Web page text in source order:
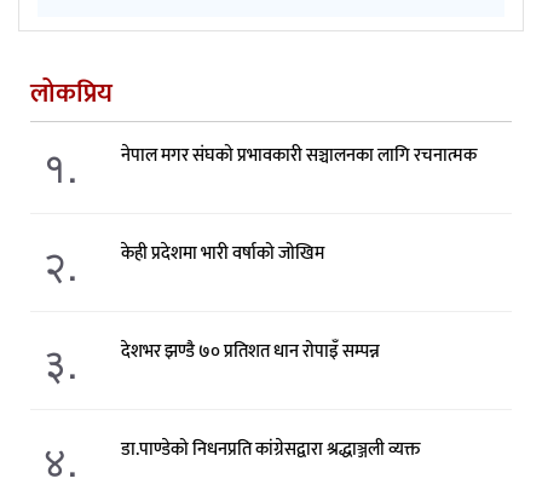
लोकप्रिय
१. नेपाल मगर संघको प्रभावकारी सञ्चालनका लागि रचनात्मक
२. केही प्रदेशमा भारी वर्षाको जोखिम
३. देशभर झण्डै ७० प्रतिशत धान रोपाइँ सम्पन्न
४. डा.पाण्डेको निधनप्रति कांग्रेसद्वारा श्रद्धाञ्जली व्यक्त